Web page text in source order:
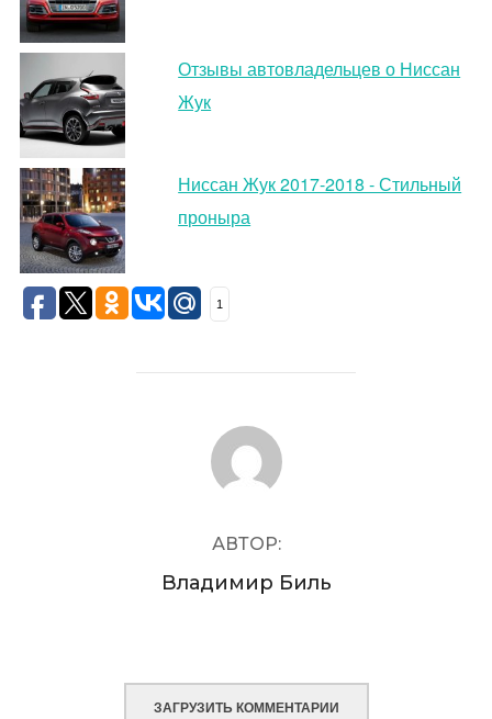
Отзывы автовладельцев о Ниссан
Жук
Ниссан Жук 2017-2018 - Стильный
проныра
1
АВТОР ЗАПИСИ
АВТОР:
Владимир Биль
ЗАГРУЗИТЬ КОММЕНТАРИИ